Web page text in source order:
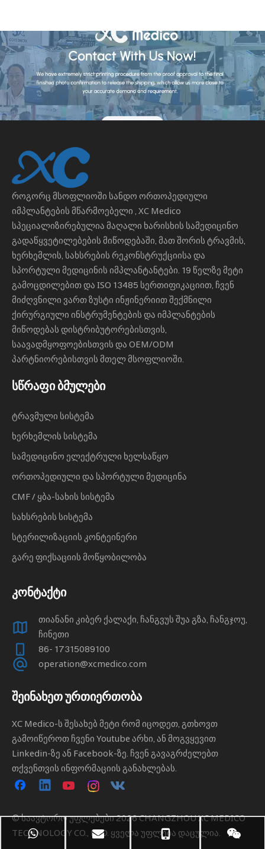
როგორც მსოფლიოში სანდო ორთოპედიული
იმპლანტების მწარმოებელი , XC Medico
სპეციალიზირებულია მაღალი ხარისხის სამედიცინო
გადაწყვეტილებების მიწოდებაში, მათ შორის ტრავმის,
ხერხემლის, სახსრების რეკონსტრუქციისა და
სპორტული მედიცინის იმპლანტანტები. 19 წელზე მეტი
გამოცდილებით და ISO 13485 სერთიფიკაციით, ჩვენ
მიძღვნილი ვართ ზუსტი ინჟინერიით შექმნილი
ქირურგიული ინსტრუმენტების და იმპლანტების
მიწოდებას დისტრიბუტორებისთვის,
საავადმყოფოებისთვის და OEM/ODM
პარტნიორებისთვის მთელ მსოფლიოში.
სწრაფი ბმულები
ტრავმული სისტემა
ხერხემლის სისტემა
სამედიცინო ელექტრული ხელსაწყო
ორთოპედიული და სპორტული მედიცინა
CMF / ყბა-სახის სისტემა
სახსრების სისტემა
სტერილიზაციის კონტეინერი
გარე ფიქსაციის მოწყობილობა
კონტაქტი
თიანანი კიბერ ქალაქი, ჩანგვუს შუა გზა, ჩანგჯოუ,
ჩინეთი
86- 17315089100
operation@xcmedico.com
შეინახეთ ურთიერთობა
XC Medico-ს შესახებ მეტი რომ იცოდეთ, გთხოვთ
გამოიწეროთ ჩვენი Youtube არხი, ან მოგვყევით
Linkedin-ზე ან Facebook-ზე. ჩვენ გავაგრძელებთ
თქვენთვის ინფორმაციის განახლებას.
© საავტორო უფლებები2026CHANGZHOU XC MEDICO
TECHNOLOGY CO., LTD. ყველა უფლება დაცულია.